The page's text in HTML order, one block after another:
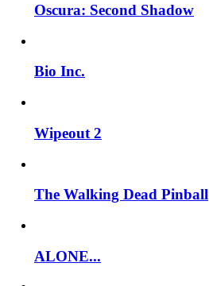
Oscura: Second Shadow
Bio Inc.
Wipeout 2
The Walking Dead Pinball
ALONE...